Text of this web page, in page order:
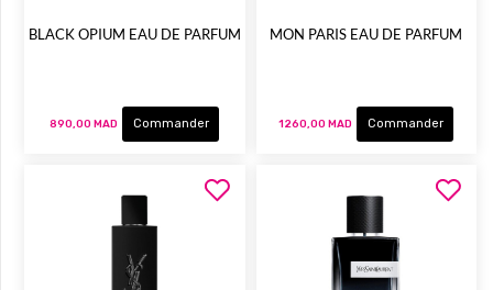
BLACK OPIUM EAU DE PARFUM
890,00 MAD Commander
MON PARIS EAU DE PARFUM
1 260,00 MAD Commander